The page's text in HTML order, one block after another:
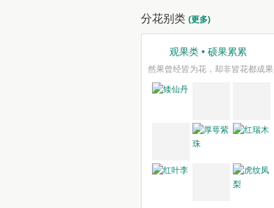
分花别类 (更多)
观果类 • 硕果累累
然果曾经皆为花，却非皆花都成果